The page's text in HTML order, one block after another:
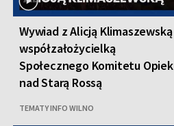
Wywiad z Alicją Klimaszewską
współzałożycielką
Społecznego Komitetu
nad Starą Rossą
TEMATY INFO WILNO